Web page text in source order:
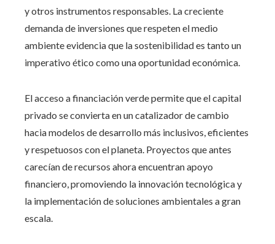
y otros instrumentos responsables. La creciente
demanda de inversiones que respeten el medio
ambiente evidencia que la sostenibilidad es tanto un
imperativo ético como una oportunidad económica.
El acceso a financiación verde permite que el capital
privado se convierta en un catalizador de cambio
hacia modelos de desarrollo más inclusivos, eficientes
y respetuosos con el planeta. Proyectos que antes
carecían de recursos ahora encuentran apoyo
financiero, promoviendo la innovación tecnológica y
la implementación de soluciones ambientales a gran
escala.